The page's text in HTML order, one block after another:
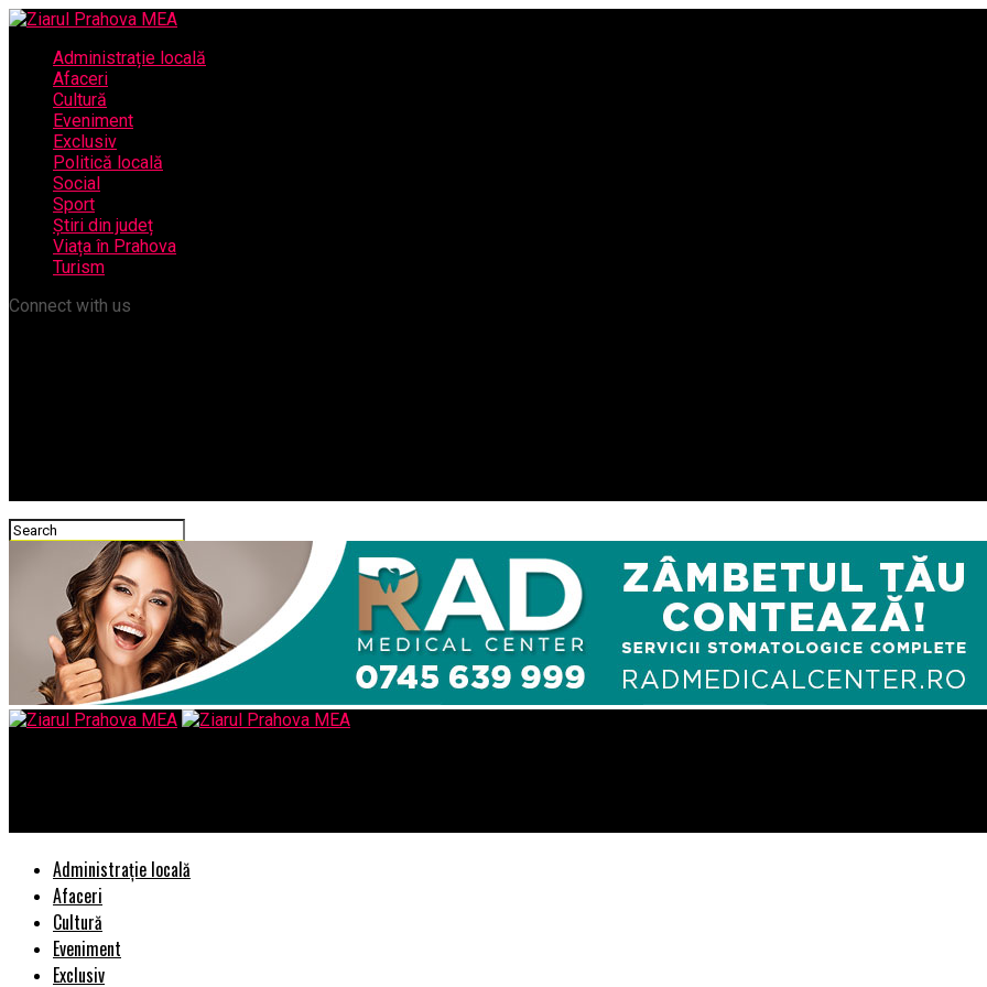
Administrație locală
Afaceri
Cultură
Eveniment
Exclusiv
Politică locală
Social
Sport
Știri din județ
Viața în Prahova
Turism
Connect with us
Administrație locală
Afaceri
Cultură
Eveniment
Exclusiv